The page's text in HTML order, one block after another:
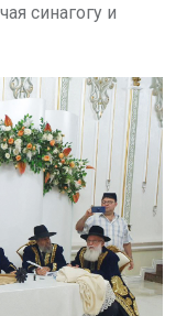
синагогу и